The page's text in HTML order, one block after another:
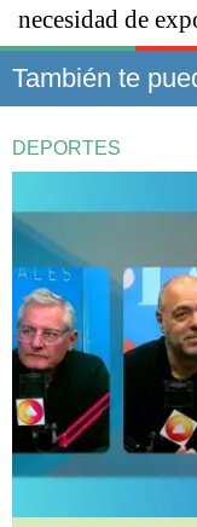
necesidad de
También te
DEPORTES